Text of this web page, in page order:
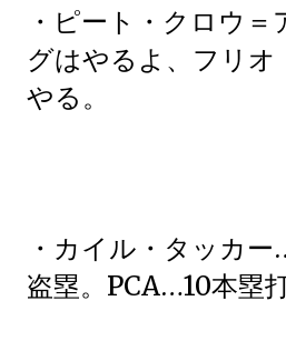
・ピート・クロウ
グはやるよ、フリオ
やる。
・カイル・タッカ
盗塁。PCA…10本塁